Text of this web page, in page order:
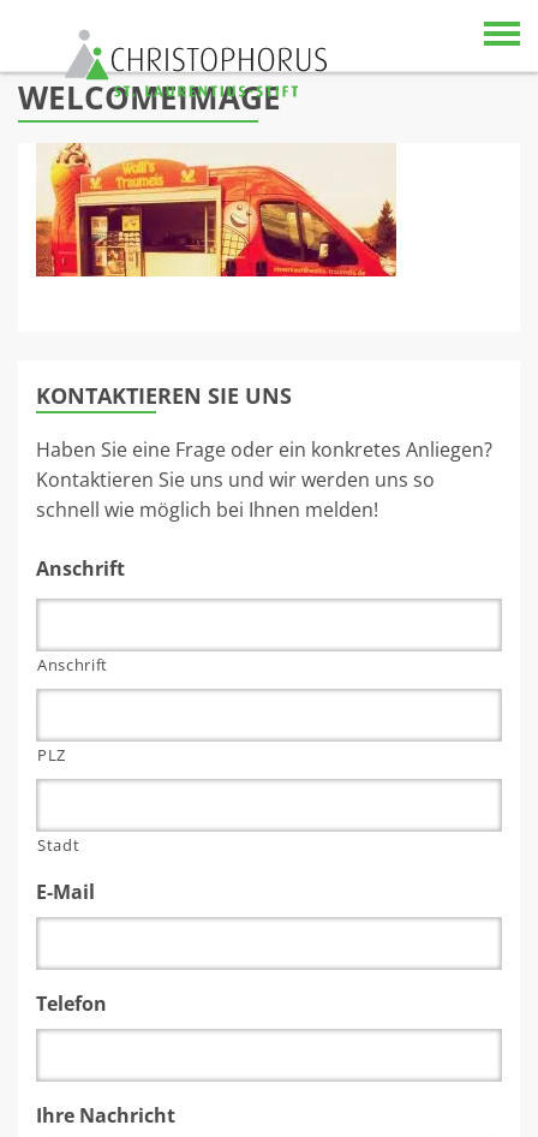
Skip to content
WELCOMEIMAGE
KONTAKTIEREN SIE UNS
Haben Sie eine Frage oder ein konkretes Anliegen?
Kontaktieren Sie uns und wir werden uns so
schnell wie möglich bei Ihnen melden!
Anschrift
Anschrift
PLZ
Stadt
E-Mail
Telefon
Ihre Nachricht